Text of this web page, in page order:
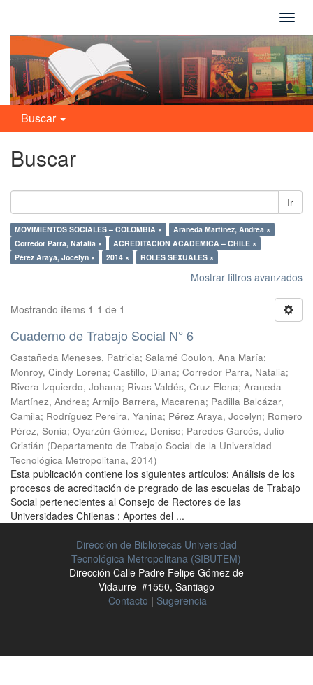
Buscar
Buscar
Ir
MOVIMIENTOS SOCIALES – COLOMBIA ×
Araneda Martínez, Andrea ×
Corredor Parra, Natalia ×
ACREDITACION ACADEMICA – CHILE ×
Pérez Araya, Jocelyn ×
2014 × ROLES SEXUALES ×
Mostrar filtros avanzados
Mostrando ítems 1-1 de 1
Cuaderno de Trabajo Social N° 6
Castañeda Meneses, Patricia; Salamé Coulon, Ana María;
Monroy, Cindy Lorena; Castillo, Diana; Corredor Parra, Natalia;
Rivera Izquierdo, Johana; Rivas Valdés, Cruz Elena; Araneda
Martínez, Andrea; Armijo Barrera, Macarena; Padilla Balcázar,
Camila; Rodríguez Pereira, Yanina; Pérez Araya, Jocelyn; Romero
Pérez, Sonia; Oyarzún Gómez, Denise; Paredes Garcés, Julio
Cristián (Departamento de Trabajo Social de la Universidad
Tecnológica Metropolitana, 2014)
Esta publicación contiene los siguientes artículos: Análisis de los
procesos de acreditación de pregrado de las escuelas de Trabajo
Social pertenecientes al Consejo de Rectores de las
Universidades Chilenas ; Aportes del ...
Dirección de Bibliotecas Universidad
Tecnológica Metropolitana (SIBUTEM)
Dirección Calle Padre Felipe Gómez de
Vidaurre #1550, Santiago
Contacto | Sugerencia